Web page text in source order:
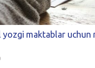
yozgi maktablar uchun